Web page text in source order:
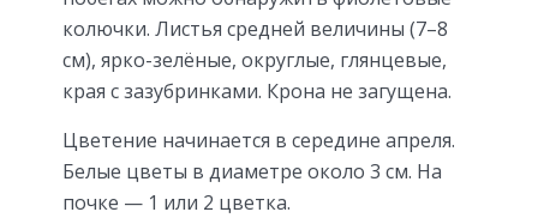
колючки. Листья средней величины (7–8
см), ярко-зелёные, округлые, глянцевые,
края с зазубринками. Крона не загущена.
Цветение начинается в середине апреля.
Белые цветы в диаметре около 3 см. На
почке — 1 или 2 цветка.